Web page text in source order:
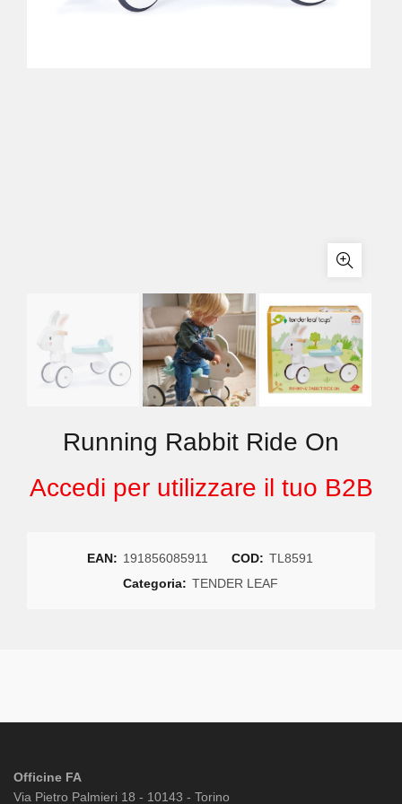
Running Rabbit Ride On
Accedi per utilizzare il tuo B2B
EAN: 191856085911 COD: TL8591
Categoria: TENDER LEAF
Officine FA
Via Pietro Palmieri 18 - 10143 - Torino